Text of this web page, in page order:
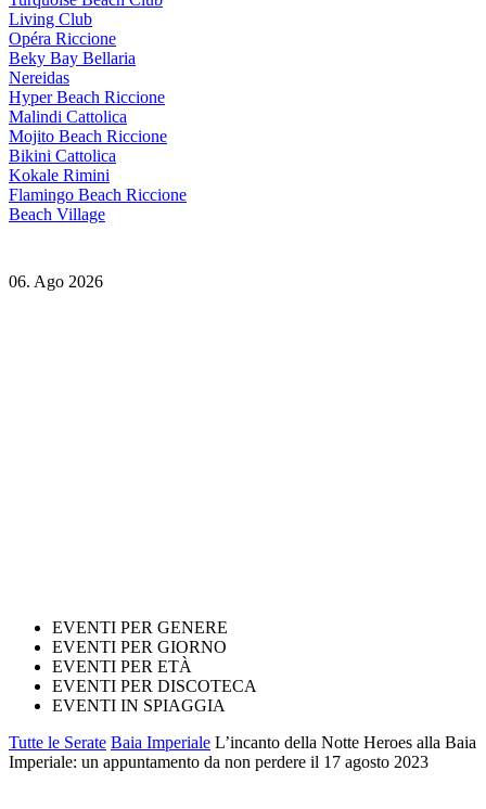
Living Club
Opéra Riccione
Beky Bay Bellaria
Nereidas
Hyper Beach Riccione
Malindi Cattolica
Mojito Beach Riccione
Bikini Cattolica
Kokale Rimini
Flamingo Beach Riccione
Beach Village
06. Ago 2026
EVENTI PER GENERE
EVENTI PER GIORNO
EVENTI PER ETÀ
EVENTI PER DISCOTECA
EVENTI IN SPIAGGIA
Tutte le Serate Baia Imperiale L’incanto della Notte Heroes alla Baia
Imperiale: un appuntamento da non perdere il 17 agosto 2023